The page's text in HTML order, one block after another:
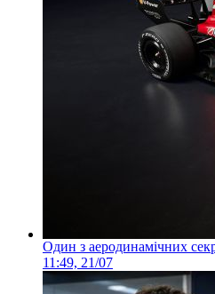
Один з аеродинамічних
11:49, 21/07